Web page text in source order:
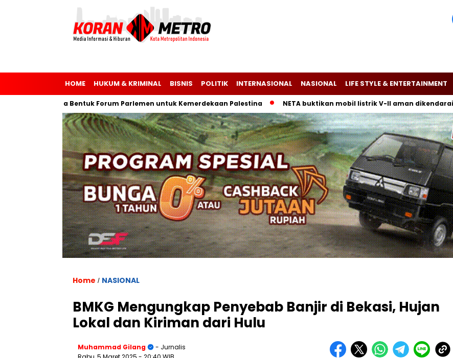
HOME HUKUM & KRIMINAL BISNIS POLITIK INTERNASIONAL NASIONAL LIFE STYLE & ENTERTAINMENT
Malaysia Bentuk Forum Parlemen untuk Kemerdekaan Palestina NETA buktikan mobil listrik V-II aman dikendarai
Home / NASIONAL
BMKG Mengungkap Penyebab Banjir di Bekasi, Hujan
Lokal dan Kiriman dari Hulu
Muhammad Gilang
- Jurnalis